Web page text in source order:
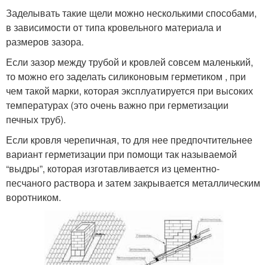
Заделывать такие щели можно несколькими способами,
в зависимости от типа кровельного материала и
размеров зазора.
Если зазор между трубой и кровлей совсем маленький,
то можно его заделать силиконовым герметиком , при
чем такой марки, которая эксплуатируется при высоких
температурах (это очень важно при герметизации
печных труб).
Если кровля черепичная, то для нее предпочтительнее
вариант герметизации при помощи так называемой
“выдры”, которая изготавливается из цементно-
песчаного раствора и затем закрывается металлическим
воротником.